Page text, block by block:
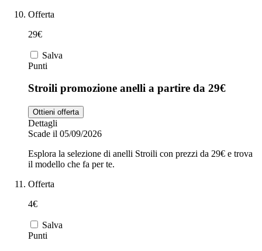
Offerta
29€
Salva
Punti
Stroili promozione anelli a partire da 29€
Ottieni offerta
Dettagli
Scade il 05/09/2026
Esplora la selezione di anelli Stroili con prezzi da 29€ e trova
il modello che fa per te.
Offerta
4€
Salva
Punti